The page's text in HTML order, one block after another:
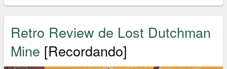
Retro Review de Lost Dutchman
Mine [Recordando]